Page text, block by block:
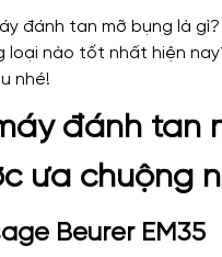
đánh tan
ưa chuộng
Beurer EM35